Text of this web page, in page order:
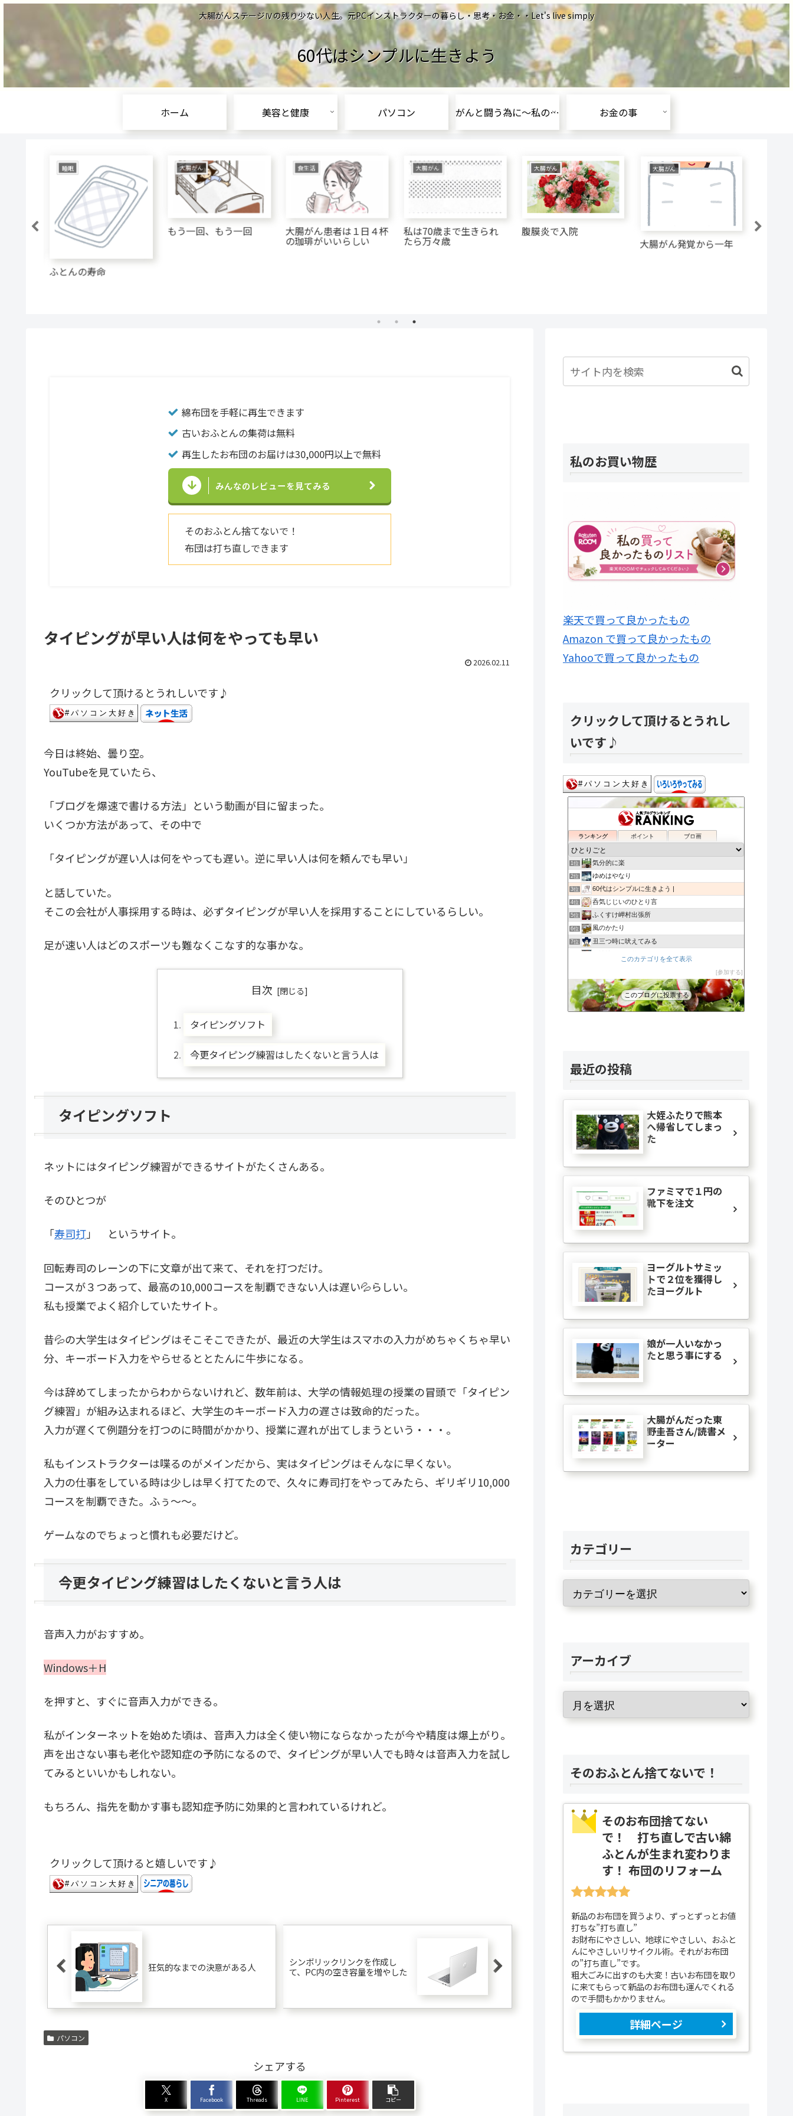
大腸がんステージⅣの残り少ない人生。元PCインストラクターの暮らし・思考・お金・・Let's live simply
60代はシンプルに生きよう
ホーム 美容と健康 パソコン がんと闘う為に～私の朝食～ お金の事
睡眠
ふとんの寿命
大腸がん
もう一回、もう一回
食生活
大腸がん患者は１日４杯
の珈琲がいいらしい
大腸がん
私は70歳まで生きられ
たら万々歳
大腸がん
腹膜炎で入院
大腸がん
大腸がん発覚から一年
綿布団を手軽に再生できます
古いおふとんの集荷は無料
再生したお布団のお届けは30,000円以上で無料
みんなのレビューを見てみる
そのおふとん捨てないで！
布団は打ち直しできます
タイピングが早い人は何をやっても早い
2026.02.11
クリックして頂けるとうれしいです♪
今日は終始、曇り空。
YouTubeを見ていたら、
「ブログを爆速で書ける方法」という動画が目に留まった。
いくつか方法があって、その中で
「タイピングが遅い人は何をやっても遅い。逆に早い人は何を頼んでも早い」
と話していた。
そこの会社が人事採用する時は、必ずタイピングが早い人を採用することにしているらしい。
足が速い人はどのスポーツも難なくこなす的な事かな。
目次
タイピングソフト
今更タイピング練習はしたくないと言う人は
タイピングソフト
ネットにはタイピング練習ができるサイトがたくさんある。
そのひとつが
「寿司打」 というサイト。
回転寿司のレーンの下に文章が出て来て、それを打つだけ。
コースが３つあって、最高の10,000コースを制覇できない人は遅い💦らしい。
私も授業でよく紹介していたサイト。
昔💦の大学生はタイピングはそこそこできたが、最近の大学生はスマホの入力がめちゃくちゃ早い
分、キーボード入力をやらせるととたんに牛歩になる。
今は辞めてしまったからわからないけれど、数年前は、大学の情報処理の授業の冒頭で「タイピン
グ練習」が組み込まれるほど、大学生のキーボード入力の遅さは致命的だった。
入力が遅くて例題分を打つのに時間がかかり、授業に遅れが出てしまうという・・・。
私もインストラクターは喋るのがメインだから、実はタイピングはそんなに早くない。
入力の仕事をしている時は少しは早く打てたので、久々に寿司打をやってみたら、ギリギリ10,000
コースを制覇できた。ふぅ～～。
ゲームなのでちょっと慣れも必要だけど。
今更タイピング練習はしたくないと言う人は
音声入力がおすすめ。
Windows＋H
を押すと、すぐに音声入力ができる。
私がインターネットを始めた頃は、音声入力は全く使い物にならなかったが今や精度は爆上がり。
声を出さない事も老化や認知症の予防になるので、タイピングが早い人でも時々は音声入力を試し
てみるといいかもしれない。
もちろん、指先を動かす事も認知症予防に効果的と言われているけれど。
クリックして頂けると嬉しいです♪
狂気的なまでの決意がある人
シンボリックリンクを作成し
て、PC内の空き容量を増やした
パソコン
シェアする
X Facebook Threads LINE Pinterest コピー
私のお買い物歴
楽天で買って良かったもの
Amazon で買って良かったもの
Yahooで買って良かったもの
クリックして頂けるとうれし
いです♪
ランキング ポイント ブロ画
1位 気分的に楽
2位 ゆめはやなり
3位 60代はシンプルに生きよう |
4位 呑気じじいのひとり言
5位 ふくすけ岬村出張所
6位 風のかたり
7位 丑三つ時に吠えてみる
10位 木漏れ日だより
11位 azu
12位 大人しくしょ!
このカテゴリを全て表示
参加する
このブログに投票する
最近の投稿
大姪ふたりで熊本
へ帰省してしまっ
た
ファミマで１円の
靴下を注文
ヨーグルトサミッ
トで２位を獲得し
たヨーグルト
娘が一人いなかっ
たと思う事にする
大腸がんだった東
野圭吾さん/読書メ
ーター
カテゴリー
アーカイブ
そのおふとん捨てないで！
そのお布団捨てない
で！ 打ち直しで古い綿
ふとんが生まれ変わりま
す！ 布団のリフォーム
新品のお布団を買うより、ずっとずっとお値
打ちな”打ち直し”
お財布にやさしい、地球にやさしい、おふと
んにやさしいリサイクル術。それがお布団
の”打ち直し”です。
粗大ごみに出すのも大変！古いお布団を取り
に来てもらって新品のお布団も運んでくれる
ので手間もかかりません。
詳細ページ